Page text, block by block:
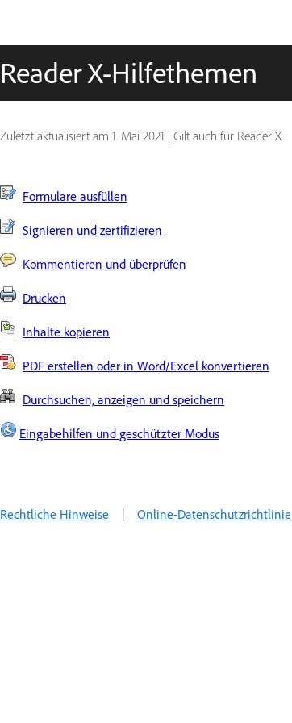
Reader X-Hilfethemen
Zuletzt aktualisiert am 1. Mai 2021 | Gilt auch für Reader X
Formulare ausfüllen
Signieren und zertifizieren
Kommentieren und überprüfen
Drucken
Inhalte kopieren
PDF erstellen oder in Word/Excel konvertieren
Durchsuchen, anzeigen und speichern
Eingabehilfen und geschützter Modus
Rechtliche Hinweise | Online-Datenschutzrichtlinie